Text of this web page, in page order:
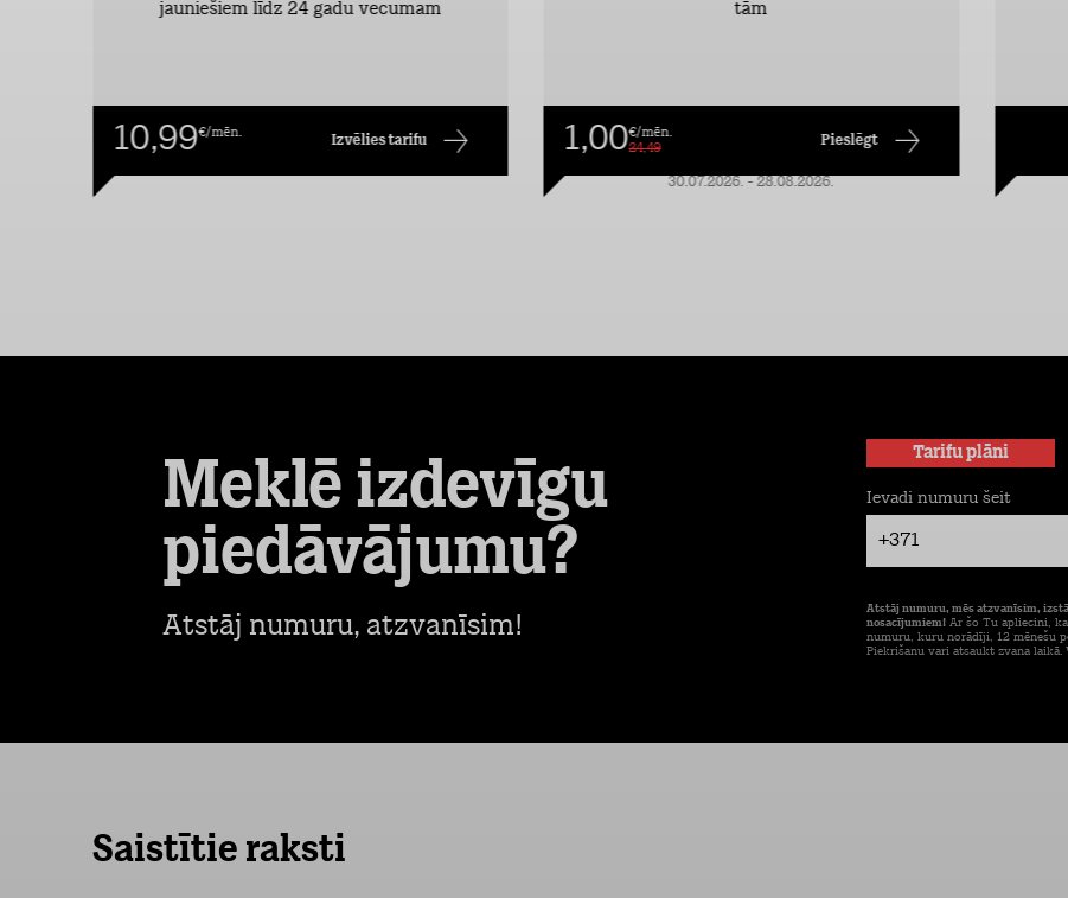
jauniešiem līdz 24 gadu vecumam
10,99€/mēn. Izvēlies tarifu
tām
1,00€/mēn.
24,49
Pieslēgt
30.07.2026. - 28.08.2026.
Meklē izdevīgu
piedāvājumu?
Atstāj numuru, atzvanīsim!
Tarifu plāni
+371
Ievadi numuru šeit
Atstāj numuru, mēs atzvanīsim,
nosacījumiem! Ar šo Tu apliecini,
numuru, kuru norādīji, 12 mēnešu
Piekrišanu vari atsaukt zvana
Saistītie raksti